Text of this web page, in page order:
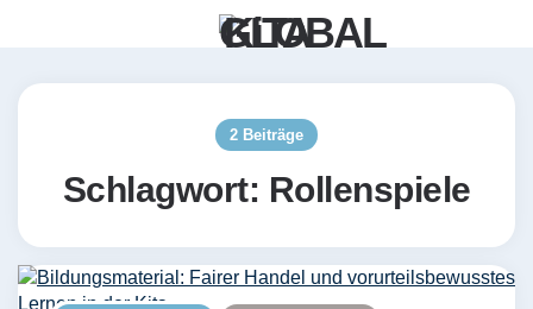
2 Beiträge
Schlagwort: Rollenspiele